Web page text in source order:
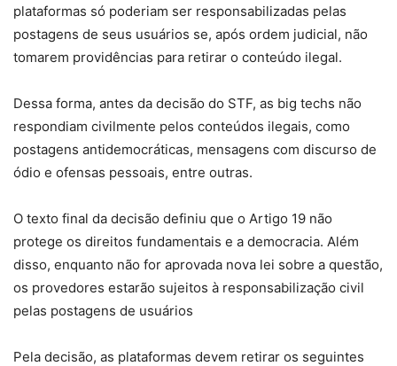
plataformas só poderiam ser responsabilizadas pelas
postagens de seus usuários se, após ordem judicial, não
tomarem providências para retirar o conteúdo ilegal.
Dessa forma, antes da decisão do STF, as big techs não
respondiam civilmente pelos conteúdos ilegais, como
postagens antidemocráticas, mensagens com discurso de
ódio e ofensas pessoais, entre outras.
O texto final da decisão definiu que o Artigo 19 não
protege os direitos fundamentais e a democracia. Além
disso, enquanto não for aprovada nova lei sobre a questão,
os provedores estarão sujeitos à responsabilização civil
pelas postagens de usuários
Pela decisão, as plataformas devem retirar os seguintes